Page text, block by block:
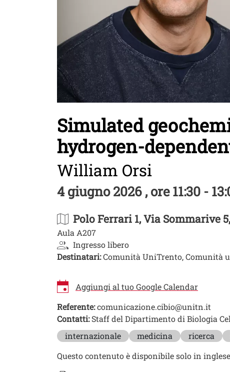
Simulated
hydrogen-
William Orsi
4 giugno 2026 , ore 11:30 -
Polo Ferrari 1, Via Sommarive
Aula A207
Ingresso libero
Destinatari:Comunità UniTrento, Comunità
Aggiungi al tuo Google Calendar
Referente:comunicazione.cibio@unitn.it
Contatti:Staff del Dipartimento di Biologia
Image
internazionale medicina ricerca
Questo contenuto è disponibile solo in inglese